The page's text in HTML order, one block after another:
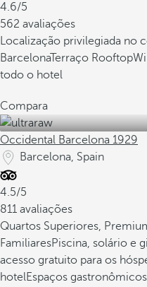
4.6/5
562 avaliações
Localização privilegiada no
BarcelonaTerraço Rooftop
todo o hotel
Compara
Occidental Barcelona 1929
Barcelona, Spain
4.5/5
811 avaliações
Quartos Superiores,
FamiliaresPiscina, solário e
acesso gratuito para os
hotelEspaços